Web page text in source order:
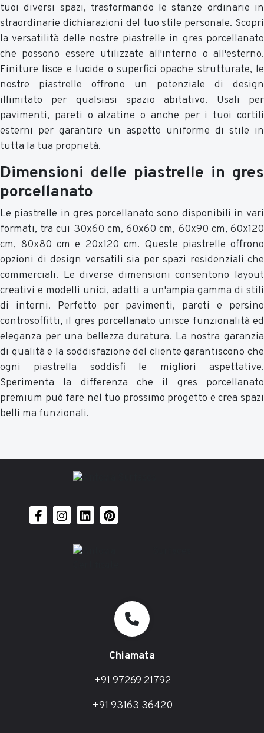
tuoi diversi spazi, trasformando le stanze ordinarie in
straordinarie dichiarazioni del tuo stile personale. Scopri
la versatilità delle nostre piastrelle in gres porcellanato
che possono essere utilizzate all'interno o all'esterno.
Finiture lisce e lucide o superfici opache strutturate, le
nostre piastrelle offrono un potenziale di design
illimitato per qualsiasi spazio abitativo. Usali per
pavimenti, pareti o alzatine o anche per i tuoi cortili
esterni per garantire un aspetto uniforme di stile in
tutta la tua proprietà.
Dimensioni delle piastrelle in gres
porcellanato
Le piastrelle in gres porcellanato sono disponibili in vari
formati, tra cui 30x60 cm, 60x60 cm, 60x90 cm, 60x120
cm, 80x80 cm e 20x120 cm. Queste piastrelle offrono
opzioni di design versatili sia per spazi residenziali che
commerciali. Le diverse dimensioni consentono layout
creativi e modelli unici, adatti a un'ampia gamma di stili
di interni. Perfetto per pavimenti, pareti e persino
controsoffitti, il gres porcellanato unisce funzionalità ed
eleganza per una bellezza duratura. La nostra garanzia
di qualità e la soddisfazione del cliente garantiscono che
ogni piastrella soddisfi le migliori aspettative.
Sperimenta la differenza che il gres porcellanato
premium può fare nel tuo prossimo progetto e crea spazi
belli ma funzionali.
Chiamata
+91 97269 21792
+91 93163 36420